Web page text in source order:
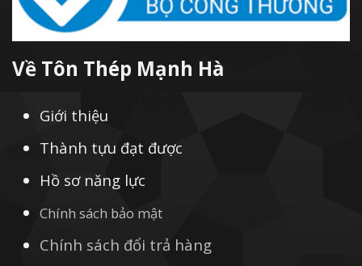
Về Tôn Thép Mạnh Hà
Giới thiệu
Thành tựu đạt được
Hồ sơ năng lực
Chính sách bảo mật
Chính sách đổi trả hàng